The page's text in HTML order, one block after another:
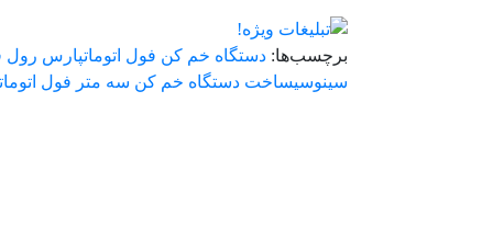
برچسب‌ها: دستگاه خم کن فول اتوماتپارس رول
سینوسیساخت دستگاه خم کن سه متر فول اتومات